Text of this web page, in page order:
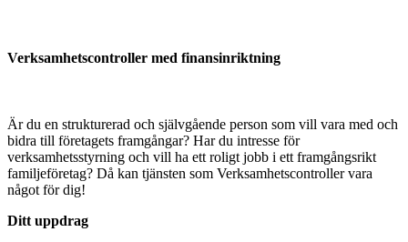
Verksamhetscontroller med finansinriktning
Är du en strukturerad och självgående person som vill vara med och
bidra till företagets framgångar? Har du intresse för
verksamhetsstyrning och vill ha ett roligt jobb i ett framgångsrikt
familjeföretag? Då kan tjänsten som Verksamhetscontroller vara
något för dig!
Ditt uppdrag